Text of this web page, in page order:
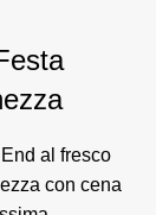
al fresco
con cena